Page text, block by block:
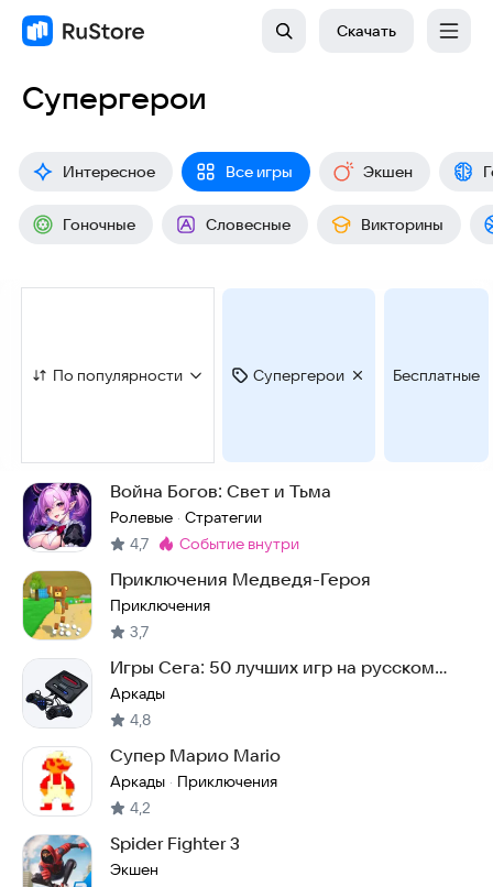
Скачать
Супергерои
Интересное Все игры Экшен
Гоночные Словесные Викторины
По популярности Супергерои Бесплатные
Война Богов: Свет и Тьма
Ролевые · Стратегии
4,7 Метка:
событие внутри
Приключения Медведя-Героя
Приключения
3,7
Игры Сега: 50 лучших игр на русском
языке
Аркады
4,8
Супер Марио Mario
Аркады · Приключения
4,2
Spider Fighter 3
Экшен